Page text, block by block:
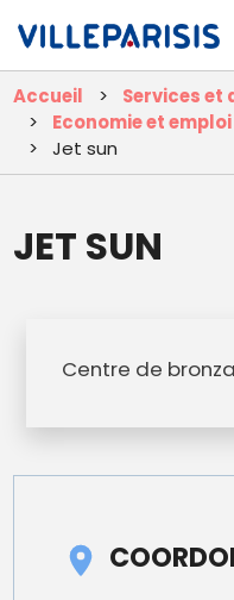
Accueil
Services et
Economie et emploi
Jet sun
JET SUN
Centre de